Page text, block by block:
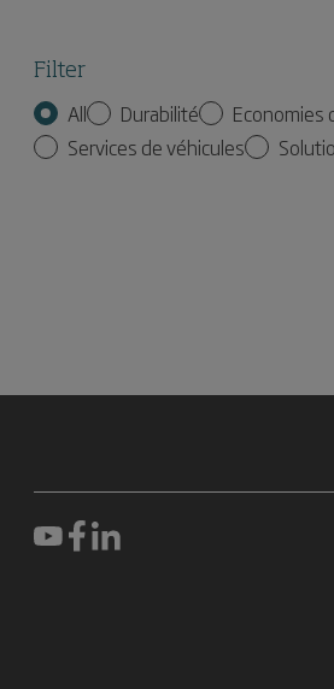
Filter
All Durabilité Economies
Services de véhicules